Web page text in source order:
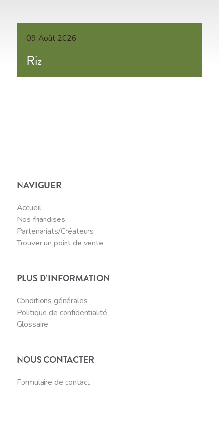
09 Août 2026
Riz
NAVIGUER
Accueil
Nos friandises
Partenariats/Créateurs
Trouver un point de vente
PLUS D’INFORMATION
Conditions générales
Politique de confidentialité
Glossaire
NOUS CONTACTER
Formulaire de contact